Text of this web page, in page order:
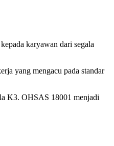
karyawan dari segala
yang mengacu pada standar
K3. OHSAS 18001 menjadi